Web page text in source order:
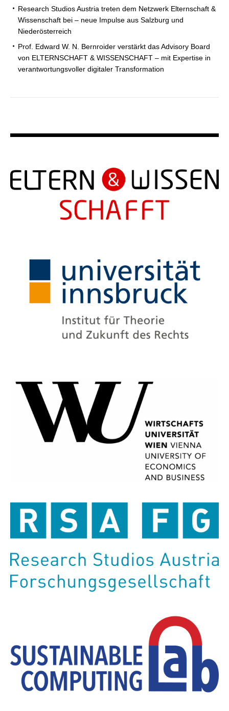
Research Studios Austria treten dem Netzwerk Elternschaft &
Wissenschaft bei – neue Impulse aus Salzburg und
Niederösterreich
Prof. Edward W. N. Bernroider verstärkt das Advisory Board
von ELTERNSCHAFT & WISSENSCHAFT – mit Expertise in
verantwortungsvoller digitaler Transformation